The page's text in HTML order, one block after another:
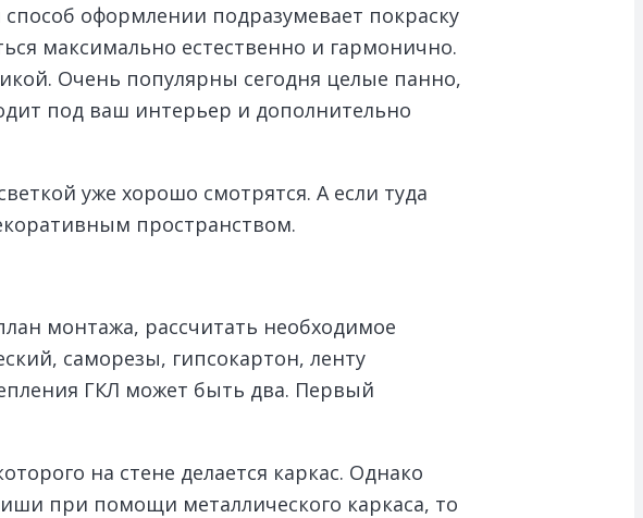
оформлении подразумевает покраску
максимально естественно и гармонично.
Очень популярны сегодня целые панно,
под ваш интерьер и дополнительно
уже хорошо смотрятся. А если туда
пространством.
монтажа, рассчитать необходимое
саморезы, гипсокартон, ленту
ГКЛ может быть два. Первый
на стене делается каркас. Однако
при помощи металлического каркаса, то